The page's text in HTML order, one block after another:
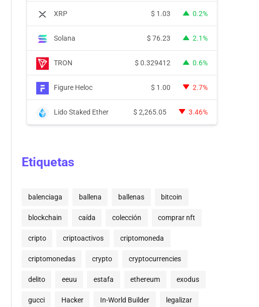
XRP $ 1.03 0.2%
Solana $ 76.23 2.1%
TRON $ 0.329412 0.6%
Figure Heloc $ 1.00 2.7%
Lido Staked Ether $ 2,265.05 3.46%
Etiquetas
balenciaga ballena ballenas bitcoin
blockchain caída colección comprar nft
cripto criptoactivos criptomoneda
criptomonedas crypto cryptocurrencies
delito eeuu estafa ethereum exodus
gucci Hacker In-World Builder legalizar